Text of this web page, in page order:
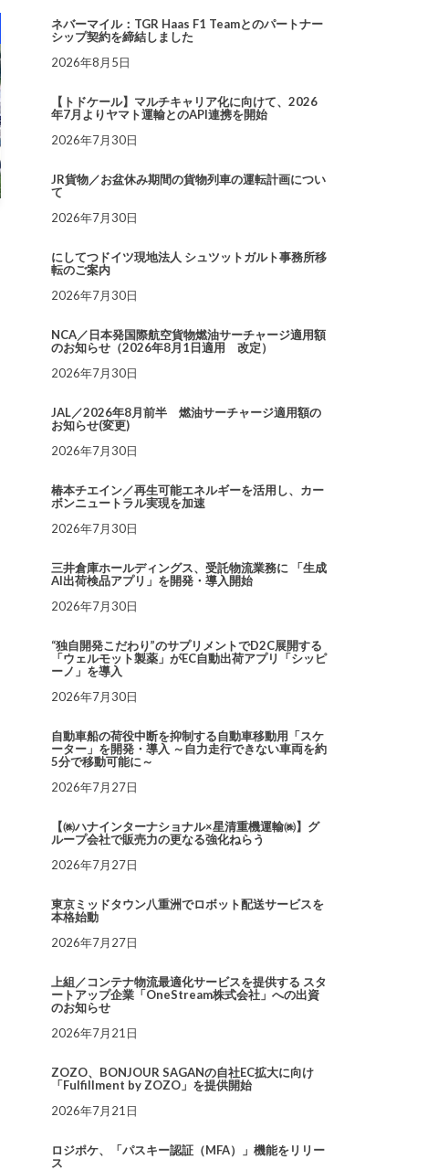
ネバーマイル：TGR Haas F1 Teamとのパートナー
シップ契約を締結しました
2026年8月5日
【トドケール】マルチキャリア化に向けて、2026
年7月よりヤマト運輸とのAPI連携を開始
2026年7月30日
JR貨物／お盆休み期間の貨物列車の運転計画につい
て
2026年7月30日
にしてつドイツ現地法人 シュツットガルト事務所移
転のご案内
2026年7月30日
NCA／日本発国際航空貨物燃油サーチャージ適用額
のお知らせ（2026年8月1日適用 改定）
2026年7月30日
JAL／2026年8月前半 燃油サーチャージ適用額の
お知らせ(変更)
2026年7月30日
椿本チエイン／再生可能エネルギーを活用し、カー
ボンニュートラル実現を加速
2026年7月30日
三井倉庫ホールディングス、受託物流業務に 「生成
AI出荷検品アプリ」を開発・導入開始
2026年7月30日
“独自開発こだわり”のサプリメントでD2C展開する
「ウェルモット製薬」がEC自動出荷アプリ「シッピ
ーノ」を導入
2026年7月30日
自動車船の荷役中断を抑制する自動車移動用「スケ
ーター」を開発・導入 ～自力走行できない車両を約
5分で移動可能に～
2026年7月27日
【㈱ハナインターナショナル×星清重機運輸㈱】グ
ループ会社で販売力の更なる強化ねらう
2026年7月27日
東京ミッドタウン八重洲でロボット配送サービスを
本格始動
2026年7月27日
上組／コンテナ物流最適化サービスを提供する スタ
ートアップ企業「OneStream株式会社」への出資
のお知らせ
2026年7月21日
ZOZO、BONJOUR SAGANの自社EC拡大に向け
「Fulfillment by ZOZO」を提供開始
2026年7月21日
ロジポケ、「パスキー認証（MFA）」機能をリリー
ス